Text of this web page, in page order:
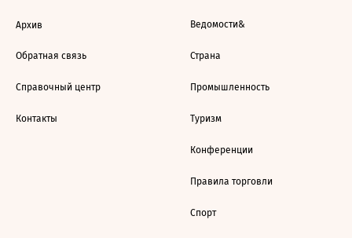
Архив
Обратная связь
Справочный центр
Контакты
Ведомости&
Страна
Промышленность
Туризм
Конференции
Правила торговли
Спорт